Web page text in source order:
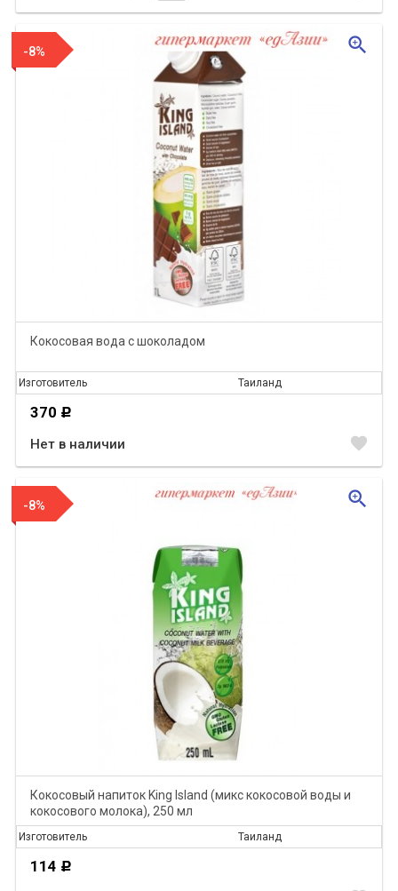
-8%
Кокосовая вода с шоколадом
Изготовитель Таиланд
370 Р
Нет в наличии favorite
zoom_in
-8%
Кокосовый напиток King Island (микс кокосовой воды и
кокосового молока), 250 мл
Изготовитель Таиланд
114 Р
zoom_in